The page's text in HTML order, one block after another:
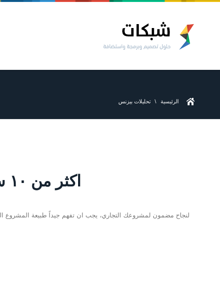
الرئيسية تحليلات بيزنس
اكثر من ١٠ سنوات خبرة في مجال التصميم والتطوير للويب
لنجاح مضمون لمشروعك التجاري، يجب ان تفهم جيداً طبيعة المشروع